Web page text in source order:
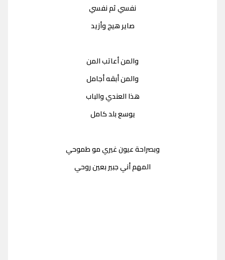
نفسي ثم نفسي
صاير هيج وأزيد
والمن أعاتب المن
والمن أبقه أجامل
هذا العندي والباب
يوسع بلد كامل
وبصراحة عيون غيري مو طموحي
المهم أني جبير بعين روحي